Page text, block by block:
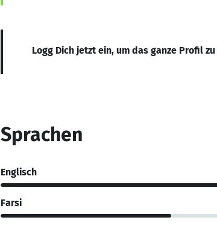
Logg Dich jetzt ein, um das ganze Profil
Sprachen
Englisch
Farsi